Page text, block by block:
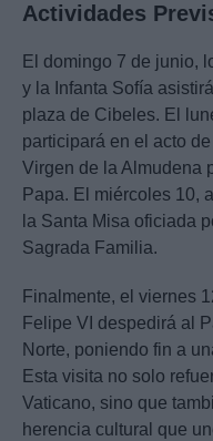
Actividades
El domingo 7 de junio,
y la Infanta Sofía
plaza de Cibeles. El
participará en el acto
Virgen de la Almudena
Papa. El miércoles 10,
la Santa Misa oficiada
Sagrada Familia.
Finalmente, el viernes
Felipe VI despedirá al
Norte, poniendo fin a
Esta visita no solo
Vaticano, sino que
herencia cultural que